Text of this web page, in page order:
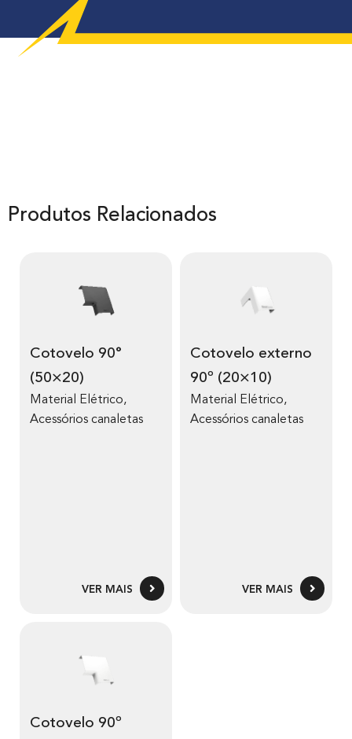
Produtos Relacionados
Cotovelo 90°
(50×20)
Material Elétrico,
Acessórios canaletas
VER MAIS
Cotovelo externo
90º (20×10)
Material Elétrico,
Acessórios canaletas
VER MAIS
Cotovelo 90º